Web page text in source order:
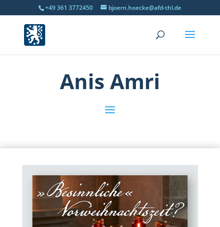
+49 361 3772450 bjoern.hoecke@afd-thl.de
Anis Amri